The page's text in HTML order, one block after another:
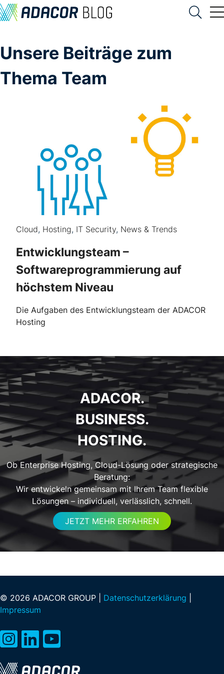
Unsere Beiträge zum
Thema Team
Cloud, Hosting, IT Security, News & Trends
Entwicklungsteam –
Softwareprogrammierung auf
höchstem Niveau
Die Aufgaben des Entwicklungsteam der ADACOR
Hosting
ADACOR.
BUSINESS.
HOSTING.
Ob Enterprise Hosting, Cloud-Lösung oder strategische
Beratung:
Wir entwickeln gemeinsam mit Ihrem Team flexible
Lösungen – individuell, verlässlich, schnell.
JETZT MEHR ERFAHREN
© 2026 ADACOR GROUP | Datenschutzerklärung
Impressum